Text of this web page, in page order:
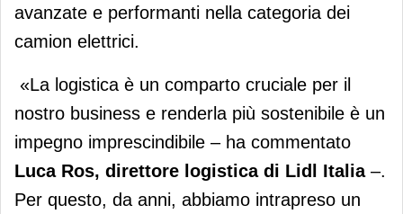
avanzate e performanti nella categoria dei
camion elettrici.
«La logistica è un comparto cruciale per il
nostro business e renderla più sostenibile è un
impegno imprescindibile – ha commentato
Luca Ros, direttore logistica di Lidl Italia–.
Per questo, da anni, abbiamo intrapreso un